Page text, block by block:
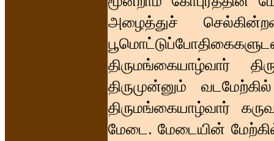
அழைத்துச்
திருமங்கையாழ்வார்
திருமுன்னும்
திருமங்கையாழ்வார்
மேடை. மேடையின்